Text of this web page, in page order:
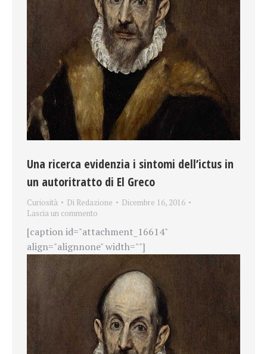
Una ricerca evidenzia i sintomi dell’ictus in
un autoritratto di El Greco
Curiosità Di Redazione
Dicembre 16, 2016
Lascia un commento
[caption id="attachment_16614"
align="alignnone" width=""]